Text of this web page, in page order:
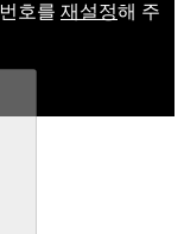
호를 재설정해 주